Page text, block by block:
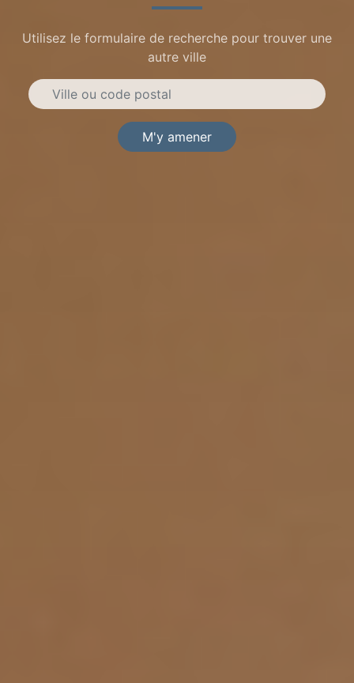
Utilisez le formulaire de recherche pour trouver une
autre ville
M'y amener